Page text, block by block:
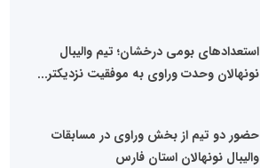
استعدادهای بومی درخشان؛ تیم والیبال
نونهالان وحدت وراوی به موفقیت نزدیکتر...
حضور دو تیم از بخش وراوی در مسابقات
والیبال نونهالان استان فارس